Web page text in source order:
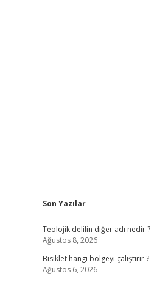
Sidebar
Son Yazılar
Teolojik delilin diğer adı nedir ?
Ağustos 8, 2026
Bisiklet hangi bölgeyi çalıştırır ?
Ağustos 6, 2026